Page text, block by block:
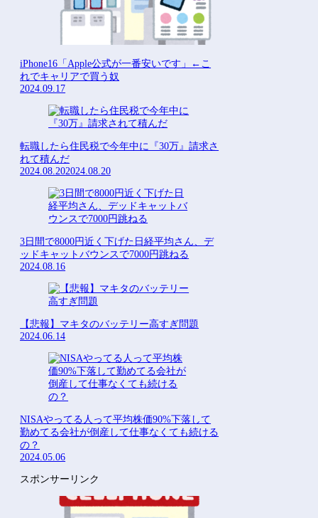
iPhone16「Apple公式が一番安いです」←こ
れでキャリアで買う奴
2024.09.17
転職したら住民税で今年中に『30万』請求さ
れて積んだ
2024.08.202024.08.20
3日間で8000円近く下げた日経平均さん、デ
ッドキャットバウンスで7000円跳ねる
2024.08.16
【悲報】マキタのバッテリー高すぎ問題
2024.06.14
NISAやってる人って平均株価90%下落して
勤めてる会社が倒産して仕事なくても続ける
の？
2024.05.06
スポンサーリンク